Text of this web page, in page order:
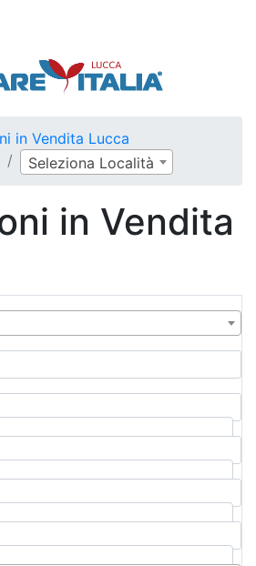
in Vendita Lucca
Seleziona Località
in Vendita